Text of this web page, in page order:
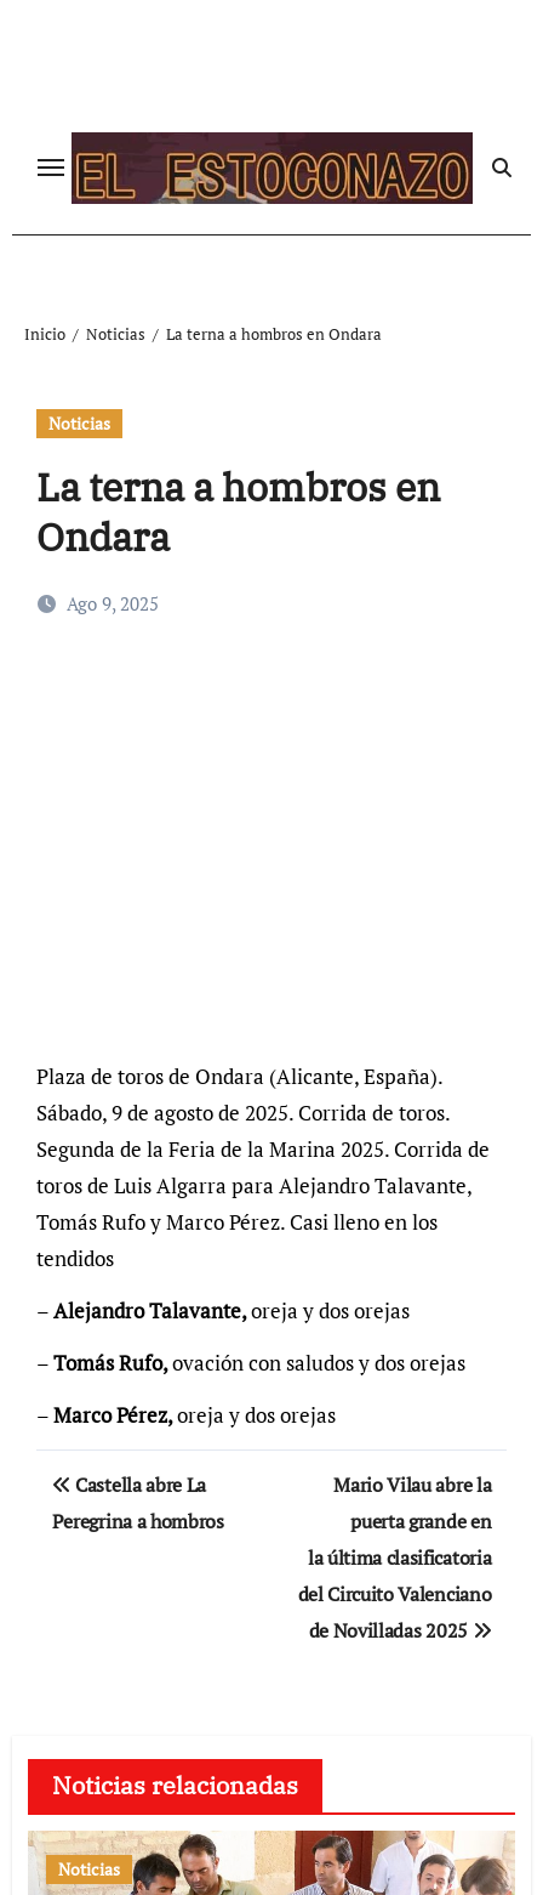
Inicio Noticias La terna a hombros en Ondara
Noticias
La terna a hombros en
Ondara
Ago 9, 2025
Plaza de toros de Ondara (Alicante, España).
Sábado, 9 de agosto de 2025. Corrida de toros.
Segunda de la Feria de la Marina 2025. Corrida de
toros de Luis Algarra para Alejandro Talavante,
Tomás Rufo y Marco Pérez. Casi lleno en los
tendidos
–Alejandro Talavante,oreja y dos orejas
–Tomás Rufo,ovación con saludos y dos orejas
–Marco Pérez,oreja y dos orejas
Navegación
de
Castella abre La
Peregrina a hombros
Mario Vilau abre la
puerta grande en
la última clasificatoria
del Circuito Valenciano
de Novilladas 2025
Noticias relacionadas
Noticias